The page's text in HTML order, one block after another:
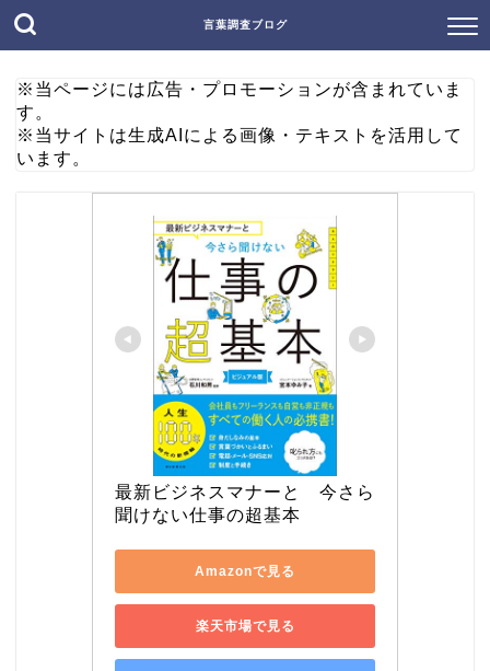
言葉調査ブログ
※当ページには広告・プロモーションが含まれていま
す。
※当サイトは生成AIによる画像・テキストを活用して
います。
最新ビジネスマナーと　今さら
聞けない仕事の超基本
Amazonで見る
楽天市場で見る